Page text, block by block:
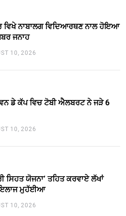
ਵਿਖੇ ਨਾਬਾਲਗ ਵਿਦਿਆਰਥਣ ਨਾਲ ਹੋਇਆ
ਜਨਾਹ
10, 2026
ਡੇ ਕੱਪ ਵਿਚ ਟੋਬੀ ਐਲਬਰਟ ਨੇ ਜੜੇ 6
10, 2026
ਸਿਹਤ ਯੋਜਨਾ’ ਤਹਿਤ ਕਰਵਾਏ ਲੱਖਾਂ
ਮੁਹੱਈਆ
10, 2026